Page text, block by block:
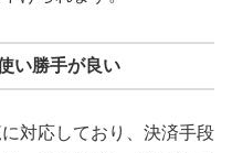
い勝手が良い
対応しており、決済手段